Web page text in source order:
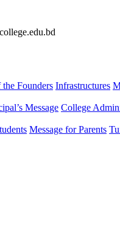
Founders Infrastructures
Message College
Message for Parents